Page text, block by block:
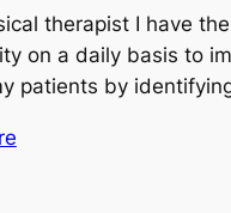
therapist I have the
on a daily basis to
patients by